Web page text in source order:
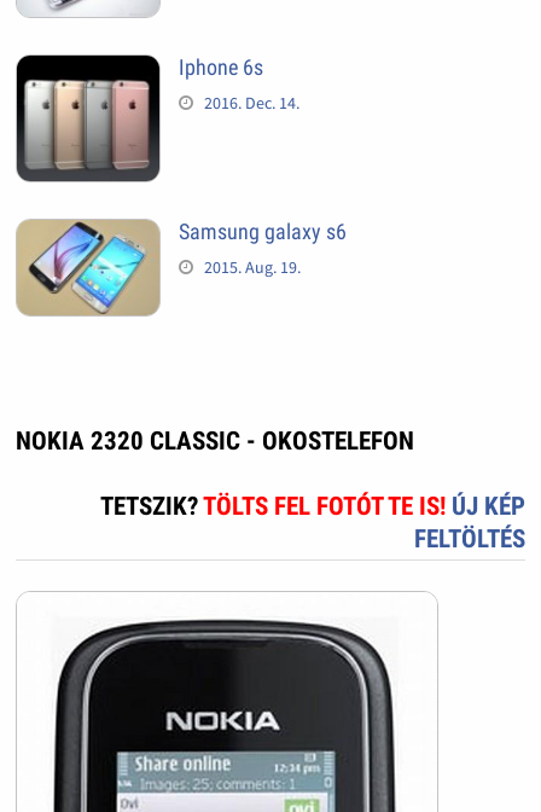
Iphone 6s
2016. Dec. 14.
Samsung galaxy s6
2015. Aug. 19.
NOKIA 2320 CLASSIC - OKOSTELEFON
TETSZIK?TÖLTS FEL FOTÓT TE IS! ÚJ KÉP
FELTÖLTÉS